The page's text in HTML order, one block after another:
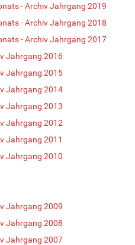
- Archiv Jahrgang 2019
- Archiv Jahrgang 2018
- Archiv Jahrgang 2017
Jahrgang 2016
Jahrgang 2015
Jahrgang 2014
Jahrgang 2013
Jahrgang 2012
Jahrgang 2011
Jahrgang 2010
Jahrgang 2009
Jahrgang 2008
Jahrgang 2007